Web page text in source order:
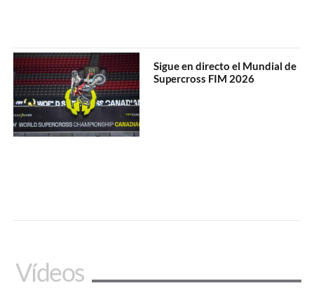
Sigue en directo el Mundial de
Supercross FIM 2026
Vídeos